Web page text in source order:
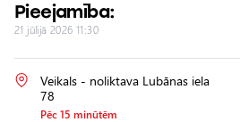
Pieejamība:
21 jūlijā 2026 11:30
Veikals - noliktava Lubānas iela
78
Pēc 15 minūtēm